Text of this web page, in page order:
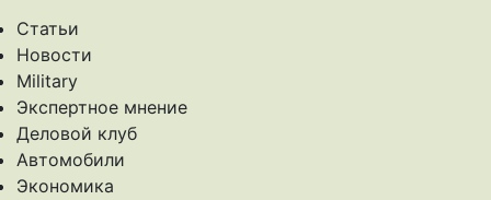
Статьи
Новости
Military
Экспертное мнение
Деловой клуб
Автомобили
Экономика